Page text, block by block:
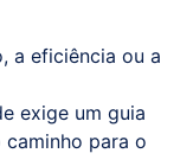
a eficiência ou a
exige um guia
para o